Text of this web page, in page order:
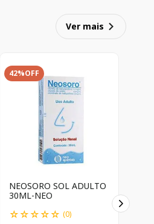
Ver mais
42%OFF
NEOSORO SOL ADULTO
30ML-NEO
☆☆☆☆☆ (0)